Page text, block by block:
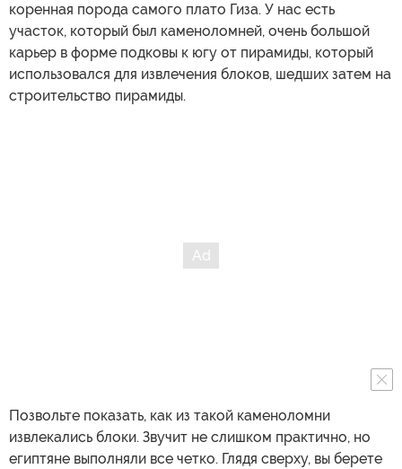
коренная порода самого плато Гиза. У нас есть
участок, который был каменоломней, очень большой
карьер в форме подковы к югу от пирамиды, который
использовался для извлечения блоков, шедших затем на
строительство пирамиды.
Позвольте показать, как из такой каменоломни
извлекались блоки. Звучит не слишком практично, но
египтяне выполняли все четко. Глядя сверху, вы берете